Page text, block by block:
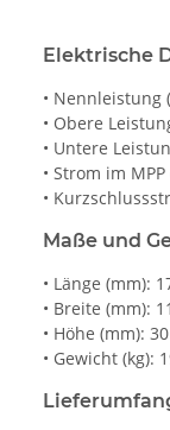
Elektrische
• Nennleistung
• Obere
• Untere
• Strom im MPP
•
Maße und
• Länge (mm):
• Breite (mm):
• Höhe (mm): 30
• Gewicht (kg):